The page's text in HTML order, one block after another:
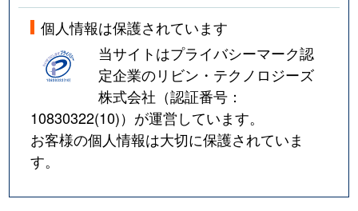
個人情報は保護されています
当サイトはプライバシーマーク認
定企業のリビン・テクノロジーズ
株式会社（認証番号：
10830322(10)）が運営しています。
お客様の個人情報は大切に保護されていま
す。